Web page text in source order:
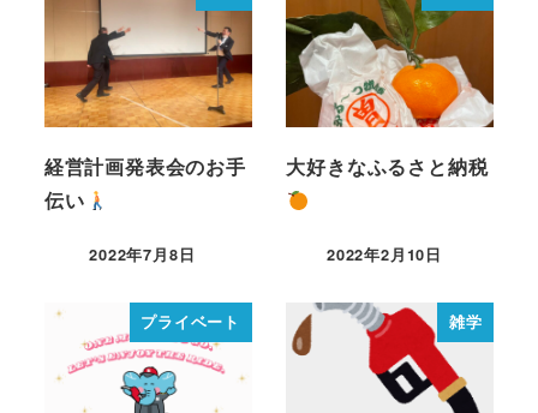
経営計画発表会のお手
伝い
2022年7月8日
大好きなふるさと納税
2022年2月10日
プライベート 雑学